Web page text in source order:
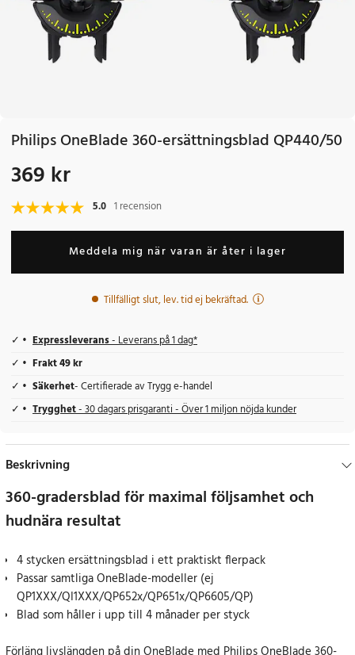
Philips OneBlade 360-ersättningsblad QP440/50
Pris:369 kr
369 kr
5.0 1 recension
Meddela mig när varan är åter i lager
Tillfälligt slut, lev. tid ej bekräftad.
Expressleverans- Leverans på 1 dag*
Frakt 49 kr
Säkerhet- Certifierade av Trygg e-handel
Trygghet- 30 dagars prisgaranti - Över 1 miljon nöjda kunder
Beskrivning
360-gradersblad för maximal följsamhet och
hudnära resultat
4 stycken ersättningsblad i ett praktiskt flerpack
Passar samtliga OneBlade-modeller (ej
QP1XXX/QI1XXX/QP652x/QP651x/QP6605/QP)
Blad som håller i upp till 4 månader per styck